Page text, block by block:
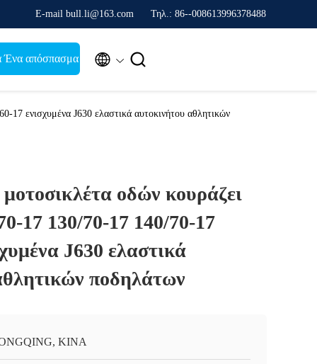
Ε-mail bull.li@163.com Τηλ.: 86--008613996378488
Ένα απόσπασμα  
ενισχυμένα J630 ελαστικά αυτοκινήτου αθλητικών
οδών κουράζει
17 130/70-17 140/70-17
J630 ελαστικά
ποδηλάτων
ΚΙΝΑ